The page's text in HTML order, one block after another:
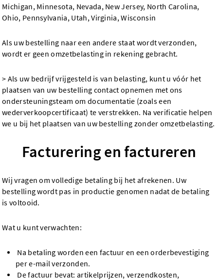
Michigan, Minnesota, Nevada, New Jersey, North Carolina,
Ohio, Pennsylvania, Utah, Virginia, Wisconsin
Als uw bestelling naar een andere staat wordt verzonden,
wordt er geen omzetbelasting in rekening gebracht.
> Als uw bedrijf vrijgesteld is van belasting, kunt u vóór het
plaatsen van uw bestelling contact opnemen met ons
ondersteuningsteam om documentatie (zoals een
wederverkoopcertificaat) te verstrekken. Na verificatie helpen
we u bij het plaatsen van uw bestelling zonder omzetbelasting.
Facturering en factureren
Wij vragen om volledige betaling bij het afrekenen. Uw
bestelling wordt pas in productie genomen nadat de betaling
is voltooid.
Wat u kunt verwachten:
Na betaling worden een factuur en een orderbevestiging
per e-mail verzonden.
De factuur bevat: artikelprijzen, verzendkosten,